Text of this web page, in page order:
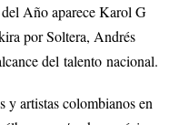
Año aparece Karol G
por Soltera, Andrés
del talento nacional.
y artistas colombianos en